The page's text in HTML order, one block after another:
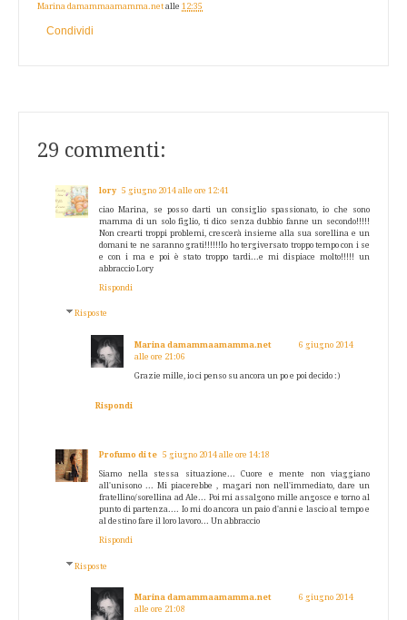
Marina damammaamamma.net alle 12:35
Condividi
29 commenti:
lory 5 giugno 2014 alle ore 12:41
ciao Marina, se posso darti un consiglio spassionato, io che sono
mamma di un solo figlio, ti dico senza dubbio fanne un secondo!!!!!
Non crearti troppi problemi, crescerà insieme alla sua sorellina e un
domani te ne saranno grati!!!!!!Io ho tergiversato troppo tempo con i se
e con i ma e poi è stato troppo tardi...e mi dispiace molto!!!!! un
abbraccio Lory
Rispondi
Risposte
Marina damammaamamma.net
6 giugno 2014
alle ore 21:06
Grazie mille, io ci penso su ancora un po e poi decido :)
Rispondi
Profumo di te 5 giugno 2014 alle ore 14:18
Siamo nella stessa situazione... Cuore e mente non viaggiano
all'unisono ... Mi piacerebbe , magari non nell'immediato, dare un
fratellino/sorellina ad Ale... Poi mi assalgono mille angosce e torno al
punto di partenza.... Io mi do ancora un paio d'anni e lascio al tempo e
al destino fare il loro lavoro... Un abbraccio
Rispondi
Risposte
Marina damammaamamma.net
6 giugno 2014
alle ore 21:08